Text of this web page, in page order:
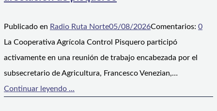
Publicado en Radio Ruta Norte05/08/2026Comentarios: 0
La Cooperativa Agrícola Control Pisquero participó
activamente en una reunión de trabajo encabezada por el
subsecretario de Agricultura, Francesco Venezian,…
Continuar leyendo ...